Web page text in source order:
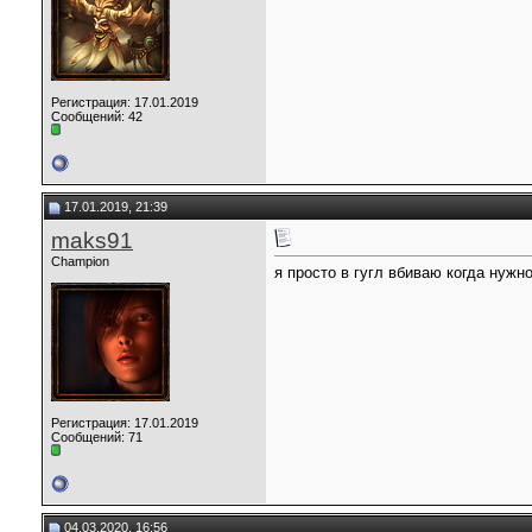
Регистрация: 17.01.2019
Сообщений: 42
17.01.2019, 21:39
maks91
Champion
Регистрация: 17.01.2019
Сообщений: 71
я просто в гугл вбиваю когда
04.03.2020, 16:56